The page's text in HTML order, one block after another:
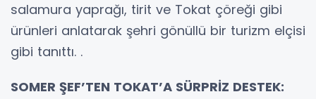
salamura yaprağı, tirit ve Tokat çöreği gibi
ürünleri anlatarak şehri gönüllü bir turizm elçisi
gibi tanıttı. .
SOMER ŞEF’TEN TOKAT’A SÜRPRİZ DESTEK: